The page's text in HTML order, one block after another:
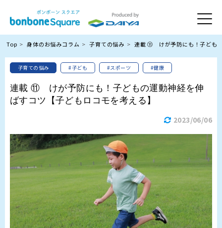
Top 身体のお悩みコラム 子育ての悩み 連載 ⑪ けが予防にも！子ども
子育ての悩み #子ども #スポーツ #健康
連載 ⑪ けが予防にも！子どもの運動神経を伸
ばすコツ【子どもロコモを考える】
2023/06/06